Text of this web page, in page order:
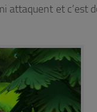
attaquent et c’est